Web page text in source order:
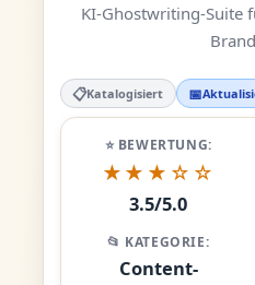
KI-Ghostwriting-Suite
📋Katalogisiert 📅
⭐ BEWERTUNG:
★★★☆☆
3.5/5.0
📂 KATEGORIE:
Content-